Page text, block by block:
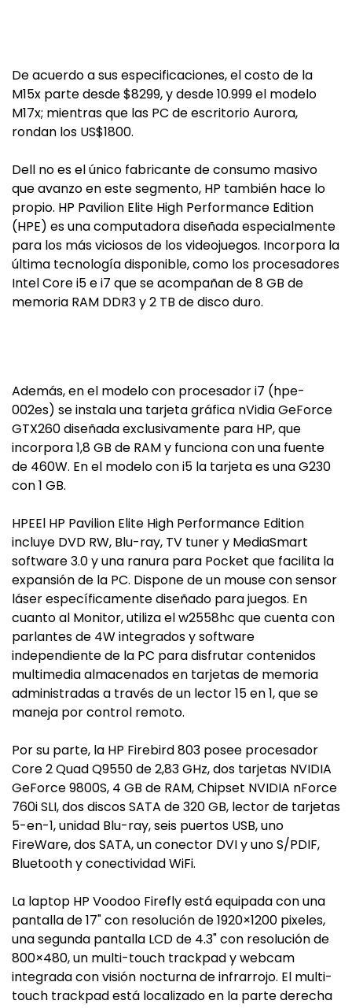
De acuerdo a sus especificaciones, el costo de la
M15x parte desde $8299, y desde 10.999 el modelo
M17x; mientras que las PC de escritorio Aurora,
rondan los US$1800.
Dell no es el único fabricante de consumo masivo
que avanzo en este segmento, HP también hace lo
propio. HP Pavilion Elite High Performance Edition
(HPE) es una computadora diseñada especialmente
para los más viciosos de los videojuegos. Incorpora la
última tecnología disponible, como los procesadores
Intel Core i5 e i7 que se acompañan de 8 GB de
memoria RAM DDR3 y 2 TB de disco duro.
Además, en el modelo con procesador i7 (hpe-
002es) se instala una tarjeta gráfica nVidia GeForce
GTX260 diseñada exclusivamente para HP, que
incorpora 1,8 GB de RAM y funciona con una fuente
de 460W. En el modelo con i5 la tarjeta es una G230
con 1 GB.
HPEEl HP Pavilion Elite High Performance Edition
incluye DVD RW, Blu-ray, TV tuner y MediaSmart
software 3.0 y una ranura para Pocket que facilita la
expansión de la PC. Dispone de un mouse con sensor
láser específicamente diseñado para juegos. En
cuanto al Monitor, utiliza el w2558hc que cuenta con
parlantes de 4W integrados y software
independiente de la PC para disfrutar contenidos
multimedia almacenados en tarjetas de memoria
administradas a través de un lector 15 en 1, que se
maneja por control remoto.
Por su parte, la HP Firebird 803 posee procesador
Core 2 Quad Q9550 de 2,83 GHz, dos tarjetas NVIDIA
GeForce 9800S, 4 GB de RAM, Chipset NVIDIA nForce
760i SLI, dos discos SATA de 320 GB, lector de tarjetas
5-en-1, unidad Blu-ray, seis puertos USB, uno
FireWare, dos SATA, un conector DVI y uno S/PDIF,
Bluetooth y conectividad WiFi.
La laptop HP Voodoo Firefly está equipada con una
pantalla de 17" con resolución de 1920×1200 pixeles,
una segunda pantalla LCD de 4.3" con resolución de
800×480, un multi-touch trackpad y webcam
integrada con visión nocturna de infrarrojo. El multi-
touch trackpad está localizado en la parte derecha